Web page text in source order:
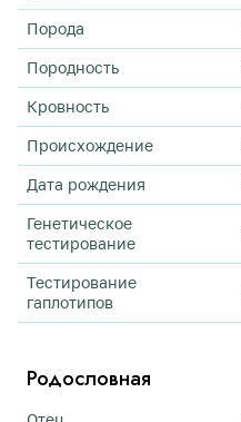
Порода
Породность
Кровность
Происхождение
Дата рождения
Генетическое
тестирование
Тестирование
гаплотипов
Родословная